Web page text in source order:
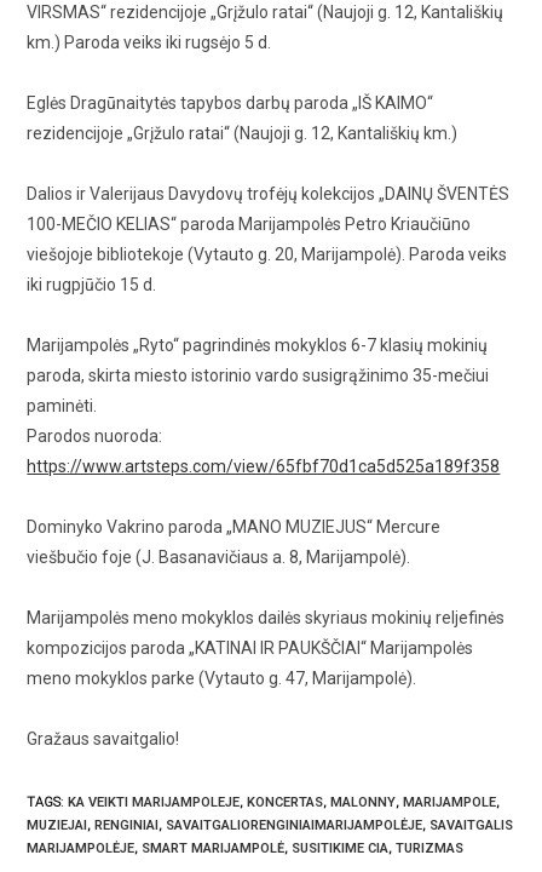
VIRSMAS“ rezidencijoje „Grįžulo ratai“ (Naujoji g. 12, Kantališkių
km.) Paroda veiks iki rugsėjo 5 d.
Eglės Dragūnaitytės tapybos darbų paroda „IŠ KAIMO“
rezidencijoje „Grįžulo ratai“ (Naujoji g. 12, Kantališkių km.)
Dalios ir Valerijaus Davydovų trofėjų kolekcijos „DAINŲ ŠVENTĖS
100-MEČIO KELIAS“ paroda Marijampolės Petro Kriaučiūno
viešojoje bibliotekoje (Vytauto g. 20, Marijampolė). Paroda veiks
iki rugpjūčio 15 d.
Marijampolės „Ryto“ pagrindinės mokyklos 6-7 klasių mokinių
paroda, skirta miesto istorinio vardo susigrąžinimo 35-mečiui
paminėti.
Parodos nuoroda:
https://www.artsteps.com/view/65fbf70d1ca5d525a189f358
Dominyko Vakrino paroda „MANO MUZIEJUS“ Mercure
viešbučio foje (J. Basanavičiaus a. 8, Marijampolė).
Marijampolės meno mokyklos dailės skyriaus mokinių reljefinės
kompozicijos paroda „KATINAI IR PAUKŠČIAI“ Marijampolės
meno mokyklos parke (Vytauto g. 47, Marijampolė).
Gražaus savaitgalio!
TAGS:KA VEIKTI MARIJAMPOLEJE, KONCERTAS, MALONNY, MARIJAMPOLE,
MUZIEJAI, RENGINIAI, SAVAITGALIORENGINIAIMARIJAMPOLĖJE, SAVAITGALIS
MARIJAMPOLĖJE, SMART MARIJAMPOLĖ, SUSITIKIME CIA, TURIZMAS